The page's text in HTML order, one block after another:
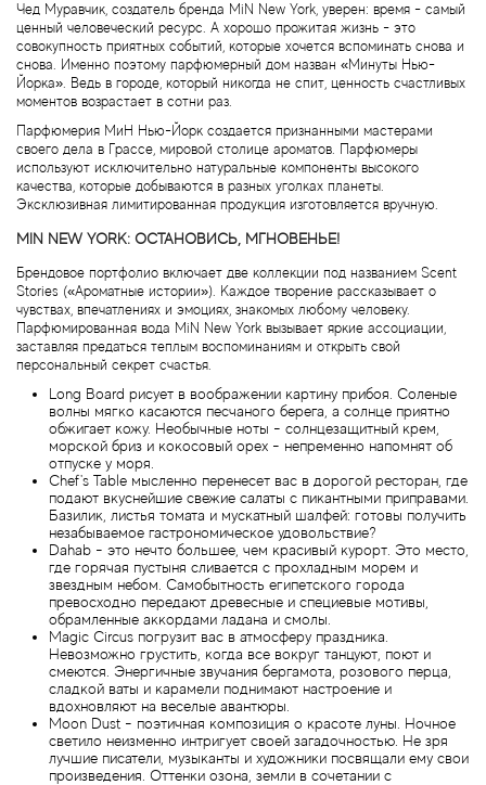
Чед Муравчик, создатель бренда MiN New York, уверен: время - самый
ценный человеческий ресурс. А хорошо прожитая жизнь - это
совокупность приятных событий, которые хочется вспоминать снова и
снова. Именно поэтому парфюмерный дом назван «Минуты Нью-
Йорка». Ведь в городе, который никогда не спит, ценность счастливых
моментов возрастает в сотни раз.
Парфюмерия МиН Нью-Йорк создается признанными мастерами
своего дела в Грассе, мировой столице ароматов. Парфюмеры
используют исключительно натуральные компоненты высокого
качества, которые добываются в разных уголках планеты.
Эксклюзивная лимитированная продукция изготовляется вручную.
MIN NEW YORK: ОСТАНОВИСЬ, МГНОВЕНЬЕ!
Брендовое портфолио включает две коллекции под названием Scent
Stories («Ароматные истории»). Каждое творение рассказывает о
чувствах, впечатлениях и эмоциях, знакомых любому человеку.
Парфюмированная вода MiN New York вызывает яркие ассоциации,
заставляя предаться теплым воспоминаниям и открыть свой
персональный секрет счастья.
Long Board рисует в воображении картину прибоя. Соленые
волны мягко касаются песчаного берега, а солнце приятно
обжигает кожу. Необычные ноты - солнцезащитный крем,
морской бриз и кокосовый орех - непременно напомнят об
отпуске у моря.
Chef's Table мысленно перенесет вас в дорогой ресторан, где
подают вкуснейшие свежие салаты с пикантными приправами.
Базилик, листья томата и мускатный шалфей: готовы получить
незабываемое гастрономическое удовольствие?
Dahab - это нечто большее, чем красивый курорт. Это место,
где горячая пустыня сливается с прохладным морем и
звездным небом. Самобытность египетского города
превосходно передают древесные и специевые мотивы,
обрамленные аккордами ладана и смолы.
Magic Circus погрузит вас в атмосферу праздника.
Невозможно грустить, когда все вокруг танцуют, поют и
смеются. Энергичные звучания бергамота, розового перца,
сладкой ваты и карамели поднимают настроение и
вдохновляют на веселые авантюры.
Moon Dust - поэтичная композиция о красоте луны. Ночное
светило неизменно интригует своей загадочностью. Не зря
лучшие писатели, музыканты и художники посвящали ему свои
произведения. Оттенки озона, земли в сочетании с
Bon Parfumeur
Bond No.9
Bottega Profumiera
Bottega Veneta
Boucheron
Brecourt
Brioni
Britney Spears
Brooks Brothers
Bruno Banani
Brut
Burberry
Bvlgari
Byblos